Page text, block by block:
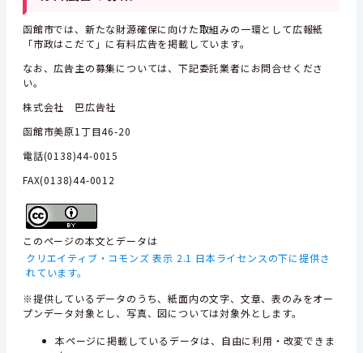
函館市では、新たな財源確保に向けた取組みの一環として広報紙
「市政はこだて」に有料広告を掲載しています。
なお、広告主の募集については、下記委託業者にお問合せくださ
い。
株式会社 巴広告社
函館市美原1丁目46-20
電話(0138)44-0015
FAX(0138)44-0012
このページの本文とデータは
クリエイティブ・コモンズ 表示 2.1 日本ライセンスの下に提供さ
れています。
※提供しているデータのうち、紙面内の文字、文章、表のみをオー
プンデータ対象とし、写真、図については対象外とします。
本ページに掲載しているデータは、自由に利用・改変できま